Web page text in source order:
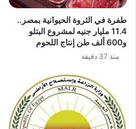
طفرة في الثروة الحيوانية بمصر..
11.4 مليار جنيه لمشروع البتلو
و600 ألف طن إنتاج اللحوم
منذ 37 دقيقة